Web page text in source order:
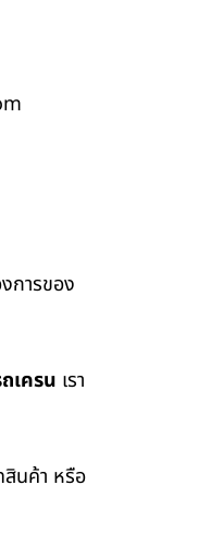
การของ
ถเครน เรา
สินค้า หรือ